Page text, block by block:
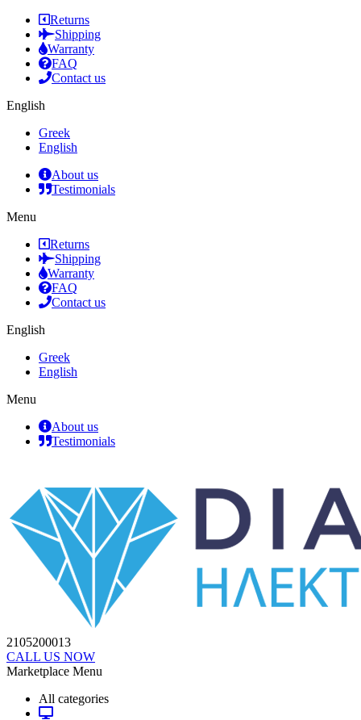
Returns
Shipping
Warranty
FAQ
Contact us
English
Greek
English
About us
Testimonials
Menu
Returns
Shipping
Warranty
FAQ
Contact us
English
Greek
English
Menu
About us
Testimonials
2105200013
CALL US NOW
Marketplace Menu
All categories